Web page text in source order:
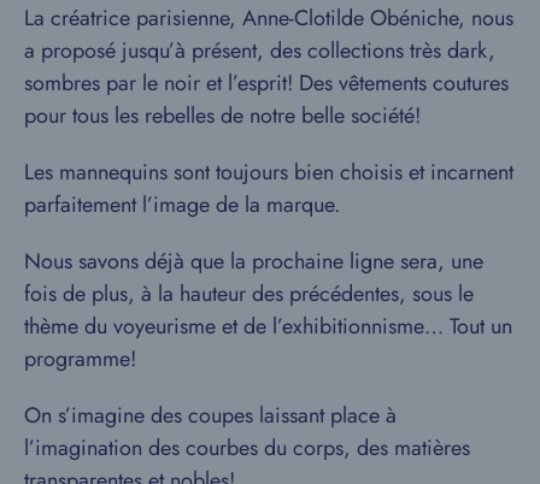
La créatrice parisienne, Anne-Clotilde Obéniche, nous
a proposé jusqu’à présent, des collections très dark,
sombres par le noir et l’esprit! Des vêtements coutures
pour tous les rebelles de notre belle société!
Les mannequins sont toujours bien choisis et incarnent
parfaitement l’image de la marque.
Nous savons déjà que la prochaine ligne sera, une
fois de plus, à la hauteur des précédentes, sous le
thème du voyeurisme et de l’exhibitionnisme… Tout un
programme!
On s’imagine des coupes laissant place à
l’imagination des courbes du corps, des matières